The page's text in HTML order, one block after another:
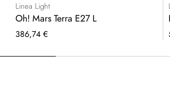
Linea Light
Oh! Mars Terra E27 L
386,74 €